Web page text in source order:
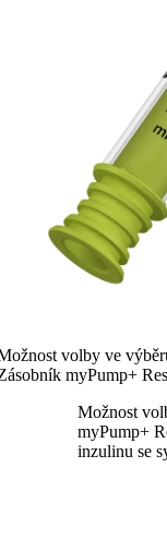
volby ve
myPump+
Možnost
myPump+
inzulinu se